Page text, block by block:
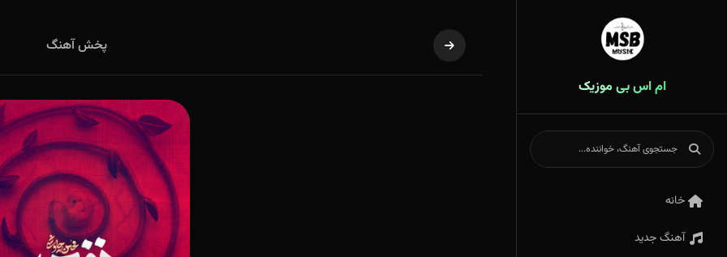
ام اس بی موزیک
خانه
آهنگ جدید
پخش آهنگ